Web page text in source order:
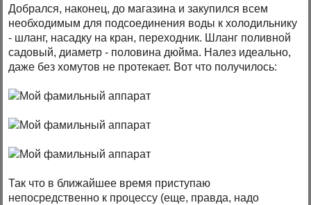
Добрался, наконец, до магазина и закупился всем
необходимым для подсоединения воды к холодильнику
- шланг, насадку на кран, переходник. Шланг поливной
садовый, диаметр - половина дюйма. Налез идеально,
даже без хомутов не протекает. Вот что получилось:
Так что в ближайшее время приступаю
непосредственно к процессу (еще, правда, надо